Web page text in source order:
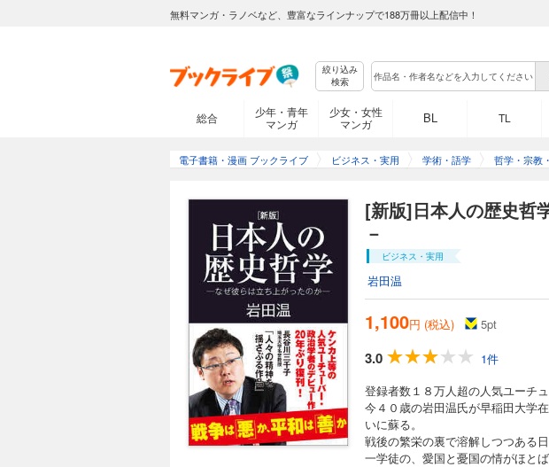
無料マンガ・ラノベなど、豊富なラインナップで188万冊以上配信中！
絞り込み
検索
総合
少年・青年
マンガ
少女・女性
マンガ
BL TL
電子書籍・漫画 ブックライブ ビジネス・実用 学術・語学 哲学・宗教
[新版]日本人の歴史哲
－
ビジネス・実用
岩田温
1,100円 (税込) 5pt
3.0
1件
登録者数１８万人超の人気ユーチ
今４０歳の岩田温氏が早稲田大学
いに蘇る。
戦後の繁栄の裏で溶解しつつある
一学徒の、愛国と憂国の情がほと